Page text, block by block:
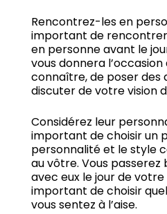
Rencontrez-les en
important de
en personne avant le
vous donnera
connaître, de poser des
discuter de votre vision
Considérez leur
important de choisir un
personnalité et le style
au vôtre. Vous
avec eux le jour de
important de choisir
vous sentez à l’aise.